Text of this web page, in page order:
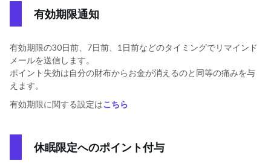
有効期限通知
有効期限の30日前、7日前、1日前などのタイミングでリマインド
メールを送信します。
ポイント失効は自分の財布からお金が消えるのと同等の痛みを与
えます。
有効期限に関する設定はこちら
休眠限定へのポイント付与